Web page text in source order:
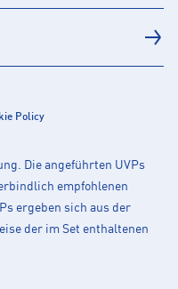
Policy
Die angeführten UVPs
empfohlenen
ergeben sich aus der
der im Set enthaltenen